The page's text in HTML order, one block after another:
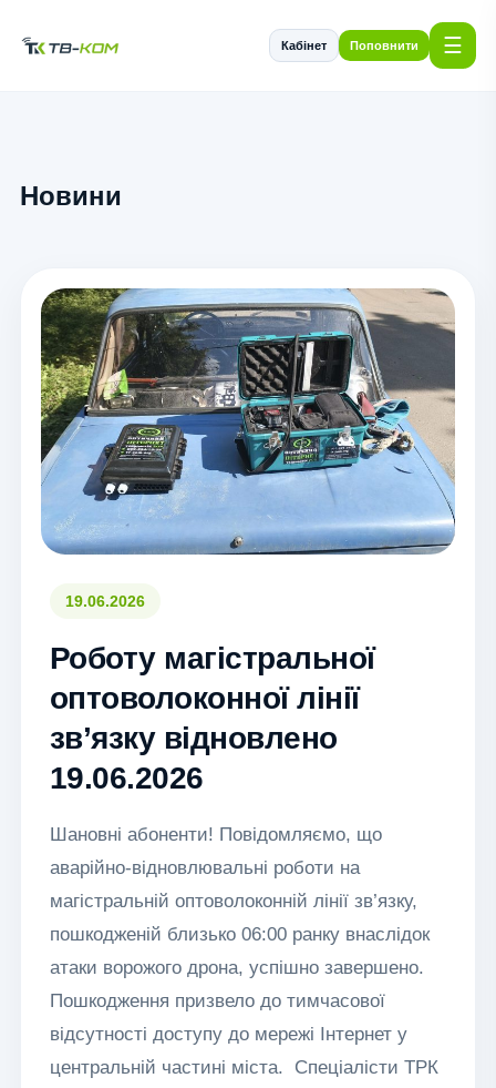
Кабінет Поповнити ☰
Новини
19.06.2026
Роботу магістральної
оптоволоконної лінії
зв’язку відновлено
19.06.2026
Шановні абоненти! Повідомляємо, що
аварійно-відновлювальні роботи на
магістральній оптоволоконній лінії зв’язку,
пошкодженій близько 06:00 ранку внаслідок
атаки ворожого дрона, успішно завершено.
Пошкодження призвело до тимчасової
відсутності доступу до мережі Інтернет у
центральній частині міста. Спеціалісти ТРК